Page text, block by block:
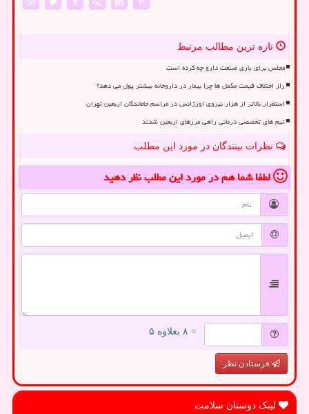
تازه ترین مطالب مرتبط
مجلس برای یاری صنعت دارو چه کرده است
راز اختلاف قیمت مکمل ها چرا بیمار در داروخانه بیشتر پول می دهد؟
استقرار بالاتر از هزار نیروی اورژانس در مراسم جاماندگان اربعین تهران
تیم های تخصصی درمانی راهی مرزهای اربعین شدند
نظرات بینندگان در مورد این مطلب
لطفا شما همدر مورد این مطلبنظر دهید
= ۸ بعلاوه ۵
فرستادن نظر
لینک دوستان سلامت